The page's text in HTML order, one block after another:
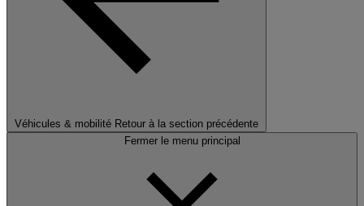
Véhicules & mobilité Retour à la section précédente
Fermer le menu principal